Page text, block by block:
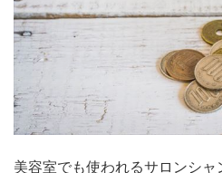
美容室でも使われるサロンシ